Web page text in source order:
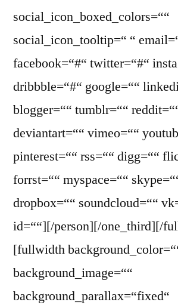
social_icon_boxed_colors=““
social_icon_tooltip=“ “
facebook=“#“ twitter=“#“
dribbble=“#“ google=““
blogger=““ tumblr=““
deviantart=““ vimeo=““
pinterest=““ rss=““ digg=““
forrst=““ myspace=““
dropbox=““ soundcloud=““
id=““][/person][/one_third][/
[fullwidth
background_image=““
background_parallax=“fixed“